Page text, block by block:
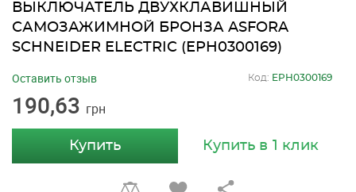
ВЫКЛЮЧАТЕЛЬ ДВУХКЛАВИШНЫЙ
САМОЗАЖИМНОЙ БРОНЗА ASFORA
SCHNEIDER ELECTRIC (EPH0300169)
190,63 грн
Оставить отзыв Код: EPH0300169
Купить Купить в 1 клик